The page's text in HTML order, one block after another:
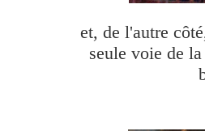
et, de l'autre
seule voie de